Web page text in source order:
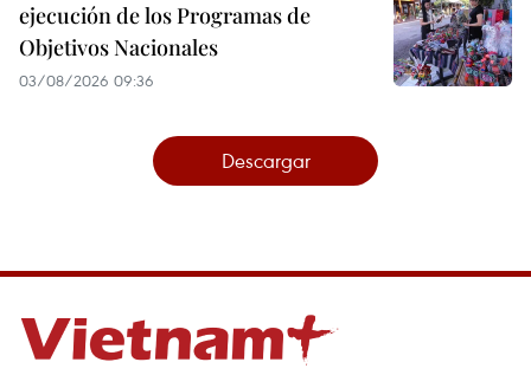
ejecución de los Programas de
Objetivos Nacionales
03/08/2026 09:36
Descargar